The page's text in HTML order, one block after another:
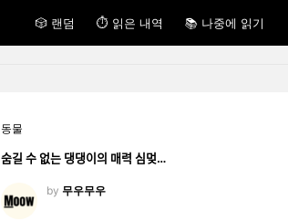
🎲 랜덤 ⏱ 읽은 내역 📚 나중에 읽기
동물
숨길 수 없는 댕댕이의 매력 심멎…
by 무우무우